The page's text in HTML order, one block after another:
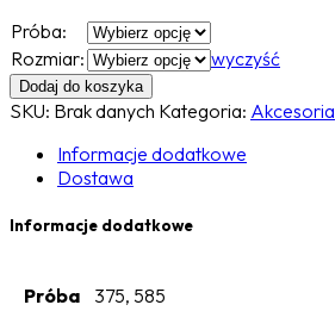
Próba:
Rozmiar:
wyczyść
Dodaj do koszyka
SKU: Brak danych Kategoria: Akcesoria
Informacje dodatkowe
Dostawa
Informacje dodatkowe
Próba 375, 585